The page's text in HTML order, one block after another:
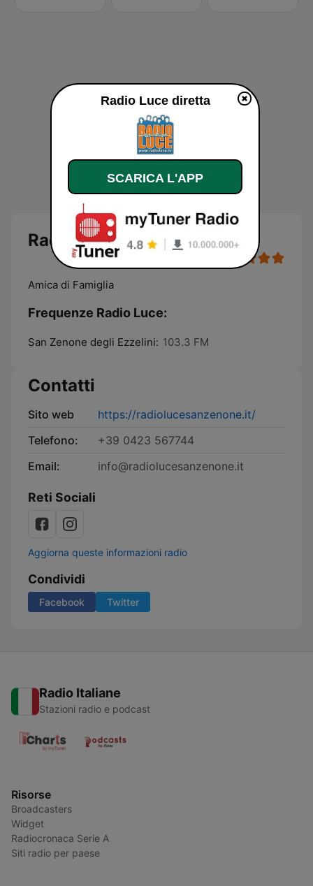
Radio Luce diretta
Amica di Famiglia
Frequenze Radio Luce:
San Zenone degli Ezzelini: 103.3 FM
Contatti
Sito web
https://radiolucesanzenone.it/
Telefono:
+39 0423 567744
Email:
info@radiolucesanzenone.it
Reti Sociali
Aggiorna queste informazioni radio
Condividi
Facebook Twitter
Radio Italiane
Stazioni radio e podcast
Risorse
Broadcasters
Widget
Radiocronaca Serie A
Siti radio per paese
Radio Luce diretta
SCARICA L'APP